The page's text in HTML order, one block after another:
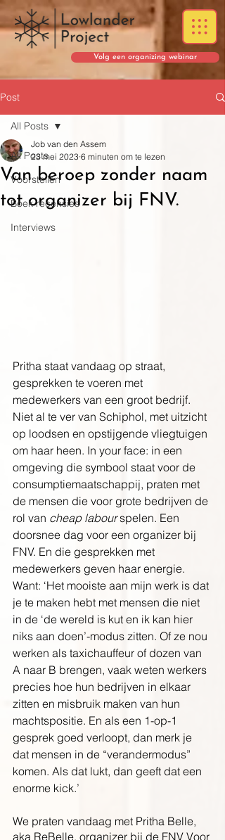
Volg een organizing webinar
Post
All Posts
Voorstellen
Boek recensies
Interviews
All Posts
Van beroep zonder naam
tot organizer bij FNV.
Job van den Assem
23 mei 2023 6 minuten om te lezen
Pritha staat vandaag op straat,
gesprekken te voeren met
medewerkers van een groot bedrijf.
Niet al te ver van Schiphol, met uitzicht
op loodsen en opstijgende vliegtuigen
om haar heen. In your face: in een
omgeving die symbool staat voor de
consumptiemaatschappij, praten met
de mensen die voor grote bedrijven de
rol van cheap labour spelen. Een
doorsnee dag voor een organizer bij
FNV. En die gesprekken met
medewerkers geven haar energie.
Want: ‘Het mooiste aan mijn werk is dat
je te maken hebt met mensen die niet
in de ‘de wereld is kut en ik kan hier
niks aan doen’-modus zitten. Of ze nou
werken als taxichauffeur of dozen van
A naar B brengen, vaak weten werkers
precies hoe hun bedrijven in elkaar
zitten en misbruik maken van hun
machtspositie. En als een 1-op-1
gesprek goed verloopt, dan merk je
dat mensen in de “verandermodus”
komen. Als dat lukt, dan geeft dat een
enorme kick.’
We praten vandaag met Pritha Belle,
aka ReBelle, organizer bij de FNV Voor